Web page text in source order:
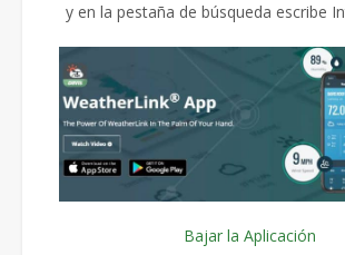
y en la pestaña de búsqueda escribe
Bajar la Aplicación